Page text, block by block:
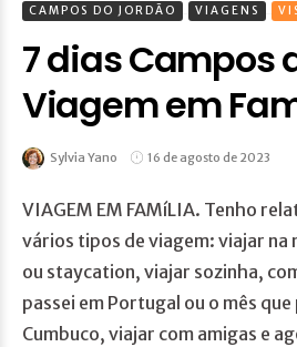
CAMPOS DO JORDÃO VIAGENS
7 dias Campos
Viagem em
Sylvia Yano 16 de agosto de 2023
VIAGEM EM FAMíLIA. Tenho
vários tipos de viagem: viajar na
ou staycation, viajar sozinha,
passei em Portugal ou o mês
Cumbuco, viajar com amigas e